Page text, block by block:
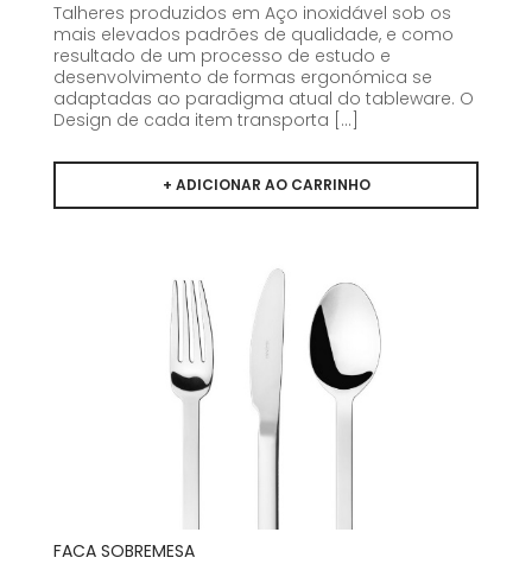
Talheres produzidos em Aço inoxidável sob os
mais elevados padrões de qualidade, e como
resultado de um processo de estudo e
desenvolvimento de formas ergonómica se
adaptadas ao paradigma atual do tableware. O
Design de cada item transporta [...]
FACA SOBREMESA